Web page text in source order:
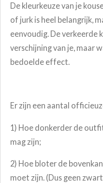
De kleurkeuze van je
of jurk is heel belangrijk,
eenvoudig. De verkeerde
verschijning van je, maar
bedoelde effect.
Er zijn een aantal
1) Hoe donkerder de
mag zijn;
2) Hoe bloter de
moet zijn. (Dus geen